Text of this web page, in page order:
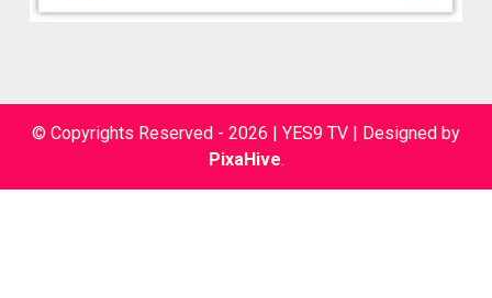
© Copyrights Reserved - 2026 | YES9 TV
Designed by
PixaHive.